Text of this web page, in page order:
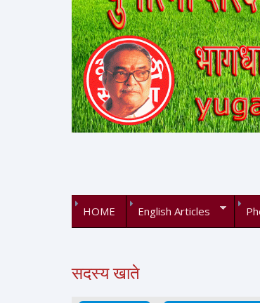
HOME English Articles
सदस्य खाते